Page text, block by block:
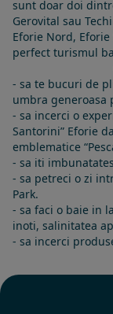
sunt doar doi
Gerovital sau
Eforie Nord,
perfect turismul
Ce poti
- sa te bucuri de
umbra generoasa
- sa incerci o
Santorini” Eforie
emblematice
- sa iti
- sa petreci o zi
Park.
- sa faci o baie in
inoti, salinitatea
- sa incerci